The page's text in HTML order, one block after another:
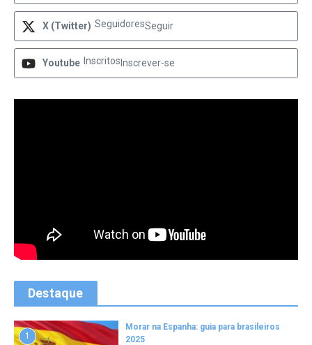
X (Twitter) SeguidoresSeguir
Youtube Inscritos Inscrever-se
Destaque
1
Morar na Espanha: guia para brasileiros
2025